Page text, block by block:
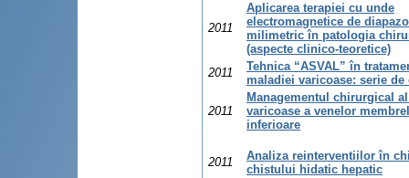
2011
Aplicarea terapiei cu unde
electromagnetice de
milimetric în patologia
(aspecte clinico-teoretice)
2011
Tehnica “ASVAL” în
maladiei varicoase: serie de
2011
Managementul chirurgical
varicoase a venelor
inferioare
2011
Analiza reinterventiilor în
chistului hidatic hepatic